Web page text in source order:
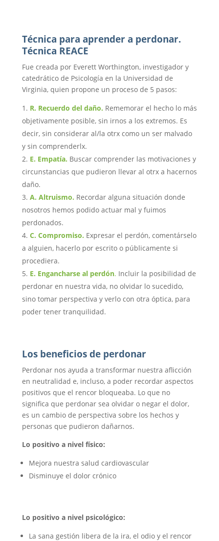
Técnica para aprender a perdonar.
Técnica REACE
Fue creada por Everett Worthington, investigador y
catedrático de Psicología en la Universidad de
Virginia, quien propone un proceso de 5 pasos:
R. Recuerdo del daño. Rememorar el hecho lo más
objetivamente posible, sin irnos a los extremos. Es
decir, sin considerar al/la otrx como un ser malvado
y sin comprenderlx.
E. Empatía. Buscar comprender las motivaciones y
circunstancias que pudieron llevar al otrx a hacernos
daño.
A. Altruismo. Recordar alguna situación donde
nosotros hemos podido actuar mal y fuimos
perdonados.
C. Compromiso. Expresar el perdón, comentárselo
a alguien, hacerlo por escrito o públicamente si
procediera.
E. Engancharse al perdón. Incluir la posibilidad de
perdonar en nuestra vida, no olvidar lo sucedido,
sino tomar perspectiva y verlo con otra óptica, para
poder tener tranquilidad.
Los beneficios de perdonar
Perdonar nos ayuda a transformar nuestra aflicción
en neutralidad e, incluso, a poder recordar aspectos
positivos que el rencor bloqueaba. Lo que no
significa que perdonar sea olvidar o negar el dolor,
es un cambio de perspectiva sobre los hechos y
personas que pudieron dañarnos.
Lo positivo a nivel físico:
Mejora nuestra salud cardiovascular
Disminuye el dolor crónico
Lo positivo a nivel psicológico:
La sana gestión libera de la ira, el odio y el rencor